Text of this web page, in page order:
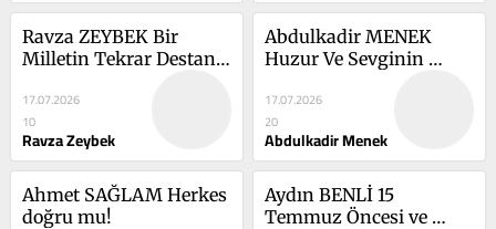
Ravza ZEYBEK Bir
Milletin Tekrar Destan
17.07.2026
10
Ravza Zeybek
Abdulkadir MENEK
Huzur Ve Sevginin
17.07.2026
20
Abdulkadir Menek
Ahmet SAĞLAM Herkes
doğru mu!
Aydın BENLİ 15
Temmuz Öncesi ve